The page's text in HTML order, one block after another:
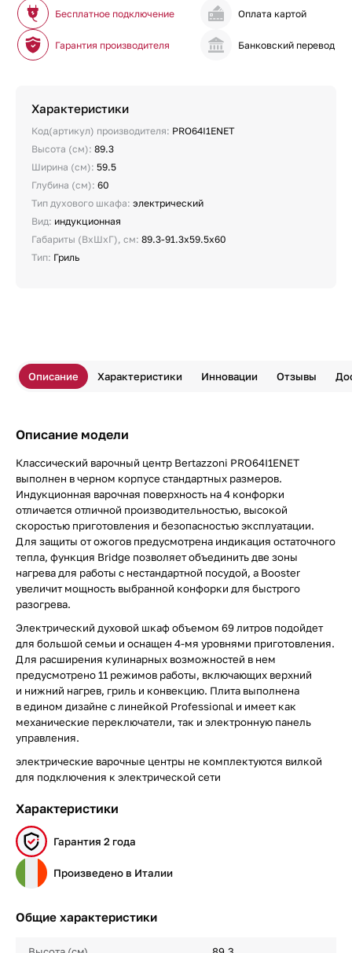
Бесплатное подключение
Гарантия производителя
Оплата картой
Банковский перевод
Характеристики
Код(артикул) производителя: PRO64I1ENET
Высота (см): 89.3
Ширина (см): 59.5
Глубина (см): 60
Тип духового шкафа: электрический
Вид: индукционная
Габариты (ВхШхГ), см: 89.3-91.3х59.5х60
Тип: Гриль
Описание Характеристики Инновации Отзывы
Описание модели
Классический варочный центр Bertazzoni PRO64I1ENET
выполнен в черном корпусе стандартных размеров.
Индукционная варочная поверхность на 4 конфорки
отличается отличной производительностью, высокой
скоростью приготовления и безопасностью эксплуатации.
Для защиты от ожогов предусмотрена индикация остаточного
тепла, функция Bridge позволяет объединить две зоны
нагрева для работы с нестандартной посудой, а Booster
увеличит мощность выбранной конфорки для быстрого
разогрева.
Электрический духовой шкаф объемом 69 литров подойдет
для большой семьи и оснащен 4-мя уровнями приготовления.
Для расширения кулинарных возможностей в нем
предусмотрено 11 режимов работы, включающих верхний
и нижний нагрев, гриль и конвекцию. Плита выполнена
в едином дизайне с линейкой Professional и имеет как
механические переключатели, так и электронную панель
управления.
электрические варочные центры не комплектуются вилкой
для подключения к электрической сети
Характеристики
Гарантия 2 года
Произведено в Италии
Общие характеристики